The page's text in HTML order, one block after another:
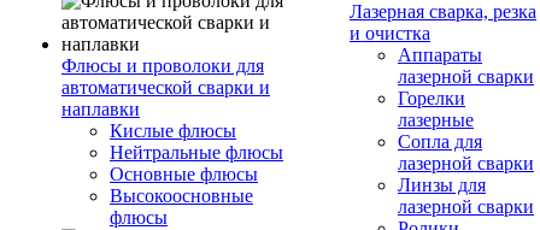
Флюсы и проволоки для
автоматической сварки и
наплавки
Кислые флюсы
Нейтральные флюсы
Основные флюсы
Высокоосновные
флюсы
Лазерная сварка, резка
и очистка
Аппараты
лазерной сварки
Горелки
лазерные
Сопла для
лазерной сварки
Линзы для
лазерной сварки